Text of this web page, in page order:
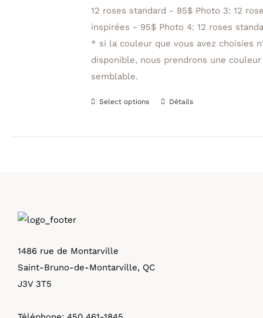
12 roses standard - 85$ Photo 3: 12
inspirées - 95$ Photo 4: 12 roses
* si la couleur que vous avez choisies
disponible, nous prendrons une couleur
semblable.
Select options
CeDétails
1486 rue de Montarville
Saint-Bruno-de-Montarville, QC
J3V 3T5